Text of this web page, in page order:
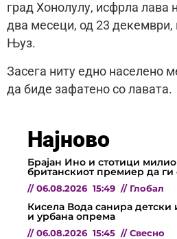
град Хонолулу, исфрла лава
два месеци, од 23 декември,
Њуз.
Засега ниту едно населено
да биде зафатено со лавата.
Најново
Брајан Ино и стотици
британскиот премиер да
// 06.08.2026 15:49 // Глобал
Кисела Вода санира детски
и урбана опрема
// 06.08.2026 15:45 // Свесно